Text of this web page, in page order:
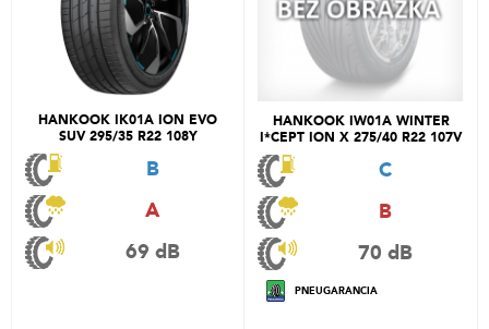
HANKOOK IK01A ION EVO
SUV 295/35 R22 108Y
B
A
69 dB
HANKOOK IW01A WINTER
I*CEPT ION X 275/40 R22 107V
C
B
70 dB
PNEUGARANCIA